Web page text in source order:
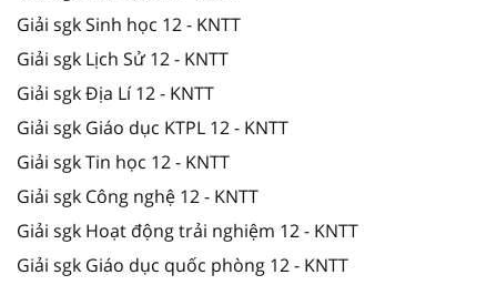
Giải sgk Sinh học 12 - KNTT
Giải sgk Lịch Sử 12 - KNTT
Giải sgk Địa Lí 12 - KNTT
Giải sgk Giáo dục KTPL 12 - KNTT
Giải sgk Tin học 12 - KNTT
Giải sgk Công nghệ 12 - KNTT
Giải sgk Hoạt động trải nghiệm 12 - KNTT
Giải sgk Giáo dục quốc phòng 12 - KNTT